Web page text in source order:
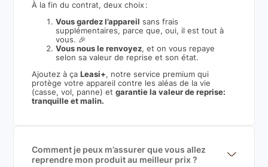
À la fin du contrat, deux choix :
Vous gardez l’appareil sans frais
supplémentaires, parce que, oui, il est tout à
vous. 🎉
Vous nous le renvoyez, et on vous repaye
selon sa valeur de reprise et son état.
Ajoutez à ça Leasi+, notre service premium qui
protège votre appareil contre les aléas de la vie
(casse, vol, panne) etgarantie la valeur de reprise:
tranquille et malin.
Comment je peux m’assurer que vous allez
reprendre mon produit au meilleur prix ?